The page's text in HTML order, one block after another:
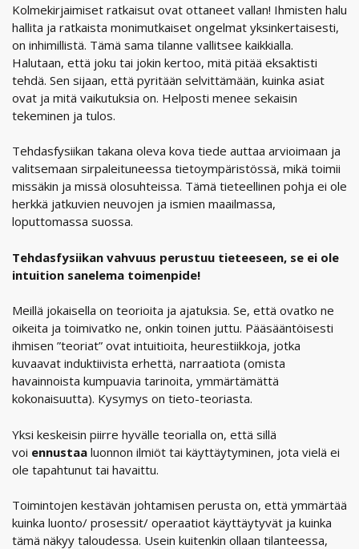
Kolmekirjaimiset ratkaisut ovat ottaneet vallan! Ihmisten halu
hallita ja ratkaista monimutkaiset ongelmat yksinkertaisesti,
on inhimillistä. Tämä sama tilanne vallitsee kaikkialla.
Halutaan, että joku tai jokin kertoo, mitä pitää eksaktisti
tehdä. Sen sijaan, että pyritään selvittämään, kuinka asiat
ovat ja mitä vaikutuksia on. Helposti menee sekaisin
tekeminen ja tulos.
Tehdasfysiikan takana oleva kova tiede auttaa arvioimaan ja
valitsemaan sirpaleituneessa tietoympäristössä, mikä toimii
missäkin ja missä olosuhteissa. Tämä tieteellinen pohja ei ole
herkkä jatkuvien neuvojen ja ismien maailmassa,
loputtomassa suossa.
Tehdasfysiikan vahvuus perustuu tieteeseen, se ei ole
intuition sanelema toimenpide!
Meillä jokaisella on teorioita ja ajatuksia. Se, että ovatko ne
oikeita ja toimivatko ne, onkin toinen juttu. Pääsääntöisesti
ihmisen ”teoriat” ovat intuitioita, heurestiikkoja, jotka
kuvaavat induktiivista erhettä, narraatiota (omista
havainnoista kumpuavia tarinoita, ymmärtämättä
kokonaisuutta). Kysymys on tieto-teoriasta.
Yksi keskeisin piirre hyvälle teorialla on, että sillä
voi ennustaa luonnon ilmiöt tai käyttäytyminen, jota vielä ei
ole tapahtunut tai havaittu.
Toimintojen kestävän johtamisen perusta on, että ymmärtää
kuinka luonto/ prosessit/ operaatiot käyttäytyvät ja kuinka
tämä näkyy taloudessa. Usein kuitenkin ollaan tilanteessa,